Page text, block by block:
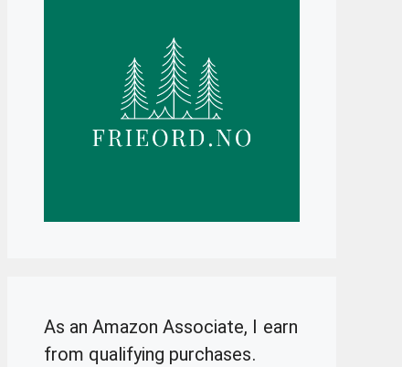
As an Amazon Associate, I earn
from qualifying purchases.